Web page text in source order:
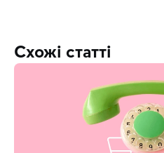
Схожі статті